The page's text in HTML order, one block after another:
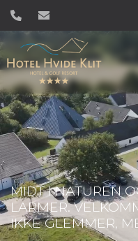
Gå
hovedindhold
MIDT I NATUREN
LARMER.
IKKE GLEMMER,